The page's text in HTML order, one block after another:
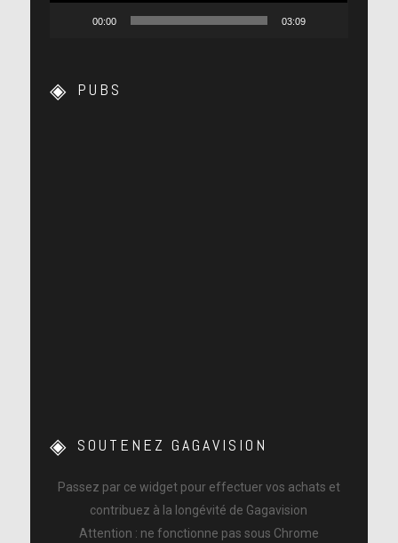
00:00 03:09
PUBS
SOUTENEZ GAGAVISION
Passez par ce widget pour effectuer vos achats et
contribuez à la longévité de Gagavision
Attention : ne fonctionne pas sous Chrome